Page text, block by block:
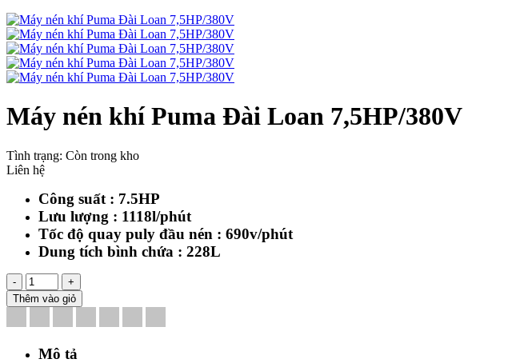
Máy nén khí Puma Đài Loan 7,5HP/380V
Tình trạng: Còn trong kho
Liên hệ
Công suất : 7.5HP
Lưu lượng : 1118l/phút
Tốc độ quay puly đầu nén : 690v/phút
Dung tích bình chứa : 228L
-
+
Thêm vào giỏ
Mô tả